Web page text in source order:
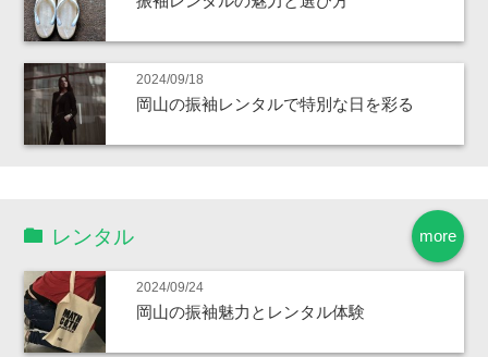
2024/09/18
岡山の振袖レンタルで特別な日を彩る
more
レンタル
2024/09/24
岡山の振袖魅力とレンタル体験